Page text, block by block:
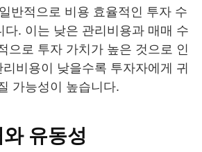
반적으로 비용 효율적인 투자 수
다. 이는 낮은 관리비용과 매매 수
으로 투자 가치가 높은 것으로 인
비용이 낮을수록 투자자에게 귀
가능성이 높습니다.
유동성